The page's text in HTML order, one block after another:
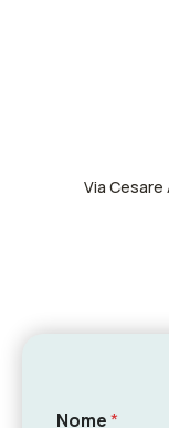
Via Cesare
Nome*